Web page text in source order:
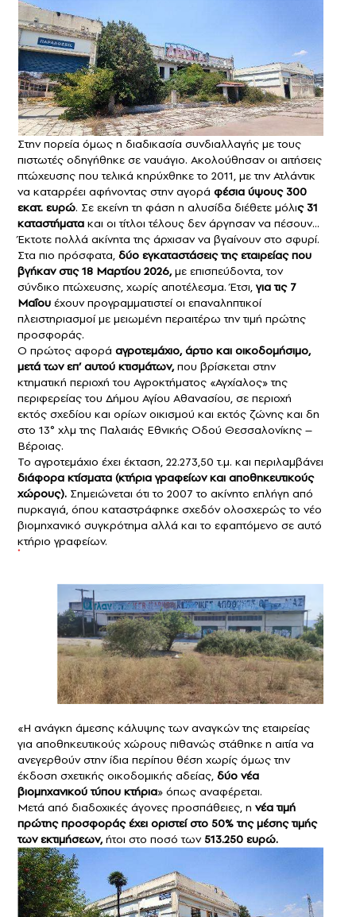
Στην πορεία όμως η διαδικασία συνδιαλλαγής με τους
πιστωτές οδηγήθηκε σε ναυάγιο. Ακολούθησαν οι αιτήσεις
πτώχευσης που τελικά κηρύχθηκε το 2011, με την Ατλάντικ
να καταρρέει αφήνοντας στην αγορά φέσια ύψους 300
εκατ. ευρώ. Σε εκείνη τη φάση η αλυσίδα διέθετε μόλις 31
καταστήματα και οι τίτλοι τέλους δεν άργησαν να πέσουν…
Έκτοτε πολλά ακίνητα της άρχισαν να βγαίνουν στο σφυρί.
Στα πιο πρόσφατα, δύο εγκαταστάσεις της εταιρείας που
βγήκαν στις 18 Μαρτίου 2026,με επισπεύδοντα, τον
σύνδικο πτώχευσης, χωρίς αποτέλεσμα. Έτσι, για τις 7
Μαΐου έχουν προγραμματιστεί οι επαναληπτικοί
πλειστηριασμοί με μειωμένη περαιτέρω την τιμή πρώτης
προσφοράς.
Ο πρώτος αφορά αγροτεμάχιο, άρτιο και οικοδομήσιμο,
μετά των επ’ αυτού κτισμάτων,που βρίσκεται στην
κτηματική περιοχή του Αγροκτήματος «Αγχίαλος» της
περιφερείας του Δήμου Αγίου Αθανασίου, σε περιοχή
εκτός σχεδίου και ορίων οικισμού και εκτός ζώνης και δη
στο 13° χλμ της Παλαιάς Εθνικής Οδού Θεσσαλονίκης –
Βέροιας.
Το αγροτεμάχιο έχει έκταση, 22.273,50 τ.μ. και περιλαμβάνει
διάφορα κτίσματα (κτήρια γραφείων και αποθηκευτικούς
χώρους). Σημειώνεται ότι το 2007 το ακίνητο επλήγη από
πυρκαγιά, όπου καταστράφηκε σχεδόν ολοσχερώς το νέο
βιομηχανικό συγκρότημα αλλά και το εφαπτόμενο σε αυτό
κτήριο γραφείων.
«Η ανάγκη άμεσης κάλυψης των αναγκών της εταιρείας
για αποθηκευτικούς χώρους πιθανώς στάθηκε η αιτία να
ανεγερθούν στην ίδια περίπου θέση χωρίς όμως την
έκδοση σχετικής οικοδομικής αδείας, δύο νέα
βιομηχανικού τύπου κτήρια» όπως αναφέρεται.
Μετά από διαδοχικές άγονες προσπάθειες, η νέα τιμή
πρώτης προσφοράς έχει οριστεί στο 50% της μέσης τιμής
των εκτιμήσεων,ήτοι στο ποσό των513.250 ευρώ.